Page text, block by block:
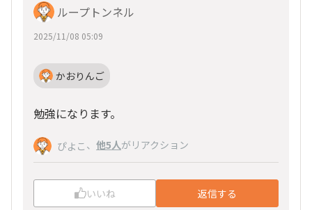
ループトンネル
2025/11/08 05:09
かおりんご
勉強になります。
ぴよこ 、 他5人がリアクション
いいね 返信する